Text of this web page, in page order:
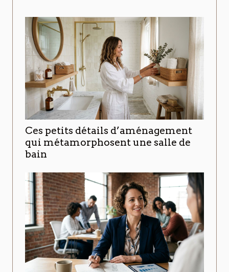
Ces petits détails d’aménagement
qui métamorphosent une salle de
bain